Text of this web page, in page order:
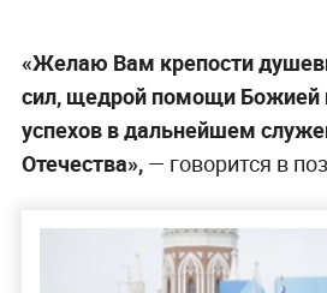
«Желаю Вам крепости
сил, щедрой помощи Божией
успехов в дальнейшем
Отечества»,— говорится в